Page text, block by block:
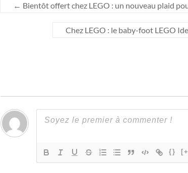
← Bientôt offert chez LEGO : un nouveau plaid
Chez LEGO : le baby-foot LEGO
{}